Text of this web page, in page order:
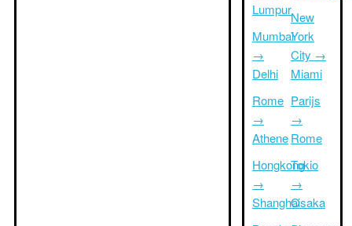
Lumpur
Mumbai
→
Delhi
Rome
→
Athene
Hongkong
→
Shanghai
New
York
City →
Miami
Parijs
→
Rome
Tokio
→
Osaka